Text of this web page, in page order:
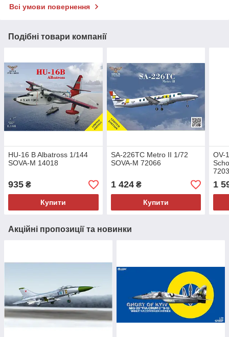
Всі умови повернення
Подібні товари компанії
HU-16 B Albatross 1/144
SOVA-M 14018
935 ₴
Купити
SA-226TC Metro II 1/72
SOVA-M 72066
1 424₴
Купити
OV-
1
Акційні пропозиції та новинки